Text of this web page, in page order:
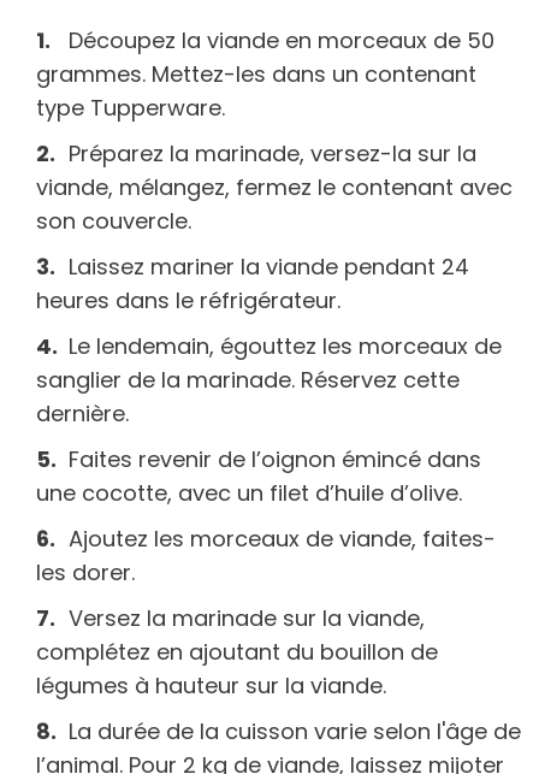
Découpez la viande en morceaux de 50
grammes. Mettez-les dans un contenant
type Tupperware.
Préparez la marinade, versez-la sur la
viande, mélangez, fermez le contenant avec
son couvercle.
Laissez mariner la viande pendant 24
heures dans le réfrigérateur.
Le lendemain, égouttez les morceaux de
sanglier de la marinade. Réservez cette
dernière.
Faites revenir de l’oignon émincé dans
une cocotte, avec un filet d’huile d’olive.
Ajoutez les morceaux de viande, faites-
les dorer.
Versez la marinade sur la viande,
complétez en ajoutant du bouillon de
légumes à hauteur sur la viande.
La durée de la cuisson varie selon l'âge de
l’animal. Pour 2 kg de viande, laissez mijoter